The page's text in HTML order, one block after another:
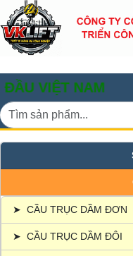
NAM
➤ CẦU TRỤC DẦM ĐƠN
➤ CẦU TRỤC DẦM ĐÔI